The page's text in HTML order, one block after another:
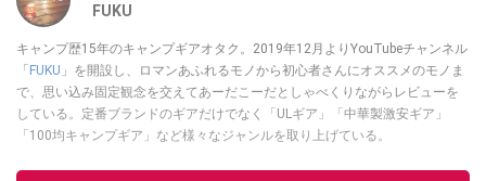
FUKU
キャンプ歴15年のキャンプギアオタク。2019年12月よりYouTubeチャンネル
「 FUKU 」を開設し、ロマンあふれるモノから初心者さんにオススメのモノま
で、思い込み固定観念を交えてあーだこーだとしゃべくりながらレビューを
している。定番ブランドのギアだけでなく「ULギア」「中華製激安ギア」
「100均キャンプギア」など様々なジャンルを取り上げている。
このイチオシストの他の記事を読む